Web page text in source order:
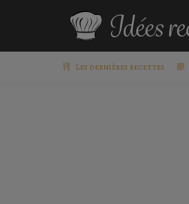
Les dernières recettes